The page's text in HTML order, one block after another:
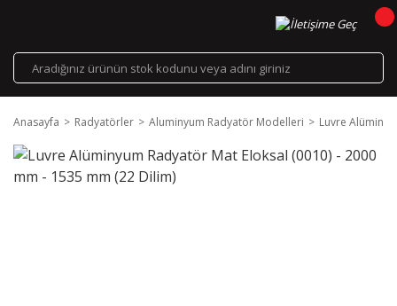
Anasayfa Radyatörler Aluminyum Radyatör Modelleri Luvre